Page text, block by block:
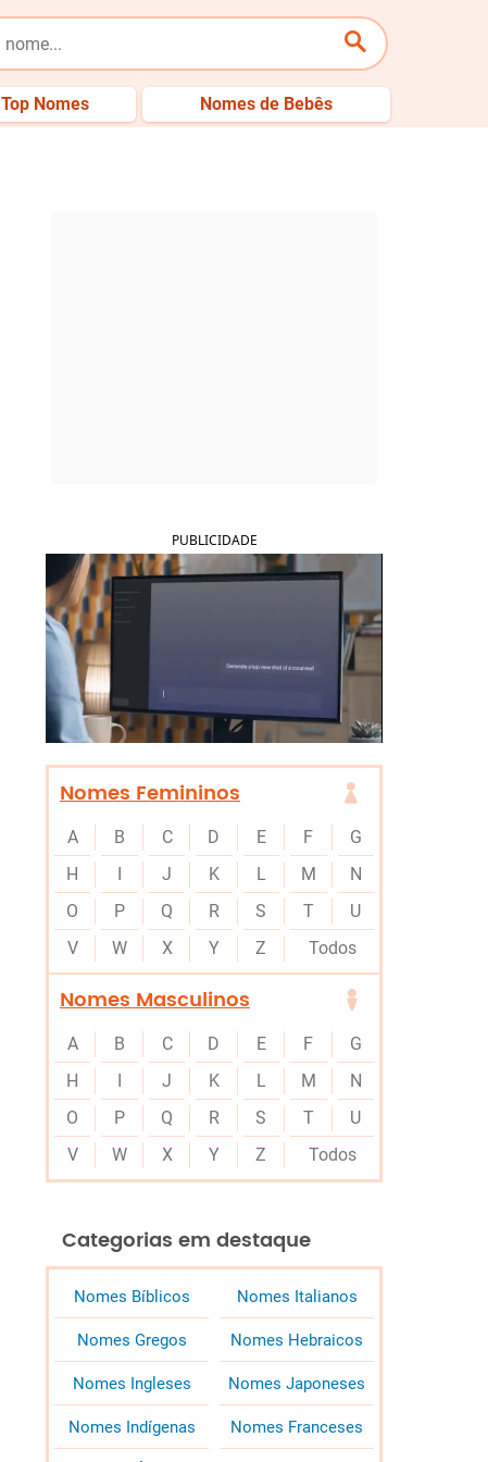
Top Nomes Nomes de Bebês
PUBLICIDADE
Nomes Femininos
A B C D E F
G
H
I J K L M
N
O
P Q R S T
U
V
W X Y Z Todos
Nomes Masculinos
A B C D E F
G
H
I J K L M
N
O
P Q R S T
U
V
W X Y Z Todos
Categorias em destaque
Nomes Bíblicos Nomes Italianos
Nomes Gregos Nomes Hebraicos
Nomes Ingleses Nomes Japoneses
Nomes Indígenas Nomes Franceses